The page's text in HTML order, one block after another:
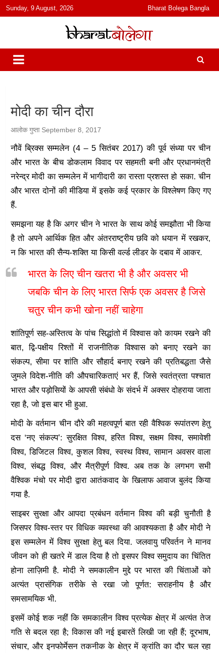
content
Sunday, 9 August, 2026 Bharat Bolega Bangla
भारत बोलेगा
हिंदी में समाचार, विचार, ऑडियो, वीडियो और फ़ीचर. भारत बोलेगा हिंदी न्यूज़ वेबसाइट
India: News, Views, Info, Trends & Podcast I जानकारी भी समझदारी भी
और पॉडकास्ट
मोदी का चीन दौरा
आलोक गुप्ता September 8, 2017
नौवें ब्रिक्स सम्मलेन (4 – 5 सितंबर 2017) की पूर्व संध्या पर चीन
और भारत के बीच डोकलाम विवाद पर सहमती बनी और प्रधानमंत्री
नरेन्द्र मोदी का सम्मलेन में भागीदारी का रास्ता प्रशस्त हो सका. चीन
और भारत दोनों की मीडिया में इसके कई प्रकार के विश्लेषण किए गए
हैं.
समझना यह है कि अगर चीन ने भारत के साथ कोई समझौता भी किया
है तो अपने आर्थिक हित और अंतरराष्ट्रीय छवि को धयान में रखकर,
न कि भारत की सैन्य-शक्ति या किसी वर्ल्ड लीडर के दबाव में आकर.
भारत के लिए चीन खतरा भी है और अवसर भी
जबकि चीन के लिए भारत सिर्फ एक अवसर है जिसे
चतुर चीन कभी खोना नहीं चाहेगा
शांतिपूर्ण सह-अस्तित्व के पांच सिद्धांतो में विश्वास को कायम रखने की
बात, द्वि-पक्षीय रिश्तों में राजनीतिक विश्वास को बनाए रखने का
संकल्प, सीमा पर शांति और सौहार्द बनाए रखने की प्रतिबद्धता जैसे
जुमले विदेश-नीति की औपचारिकताएं भर हैं, जिसे स्वतंत्रता पश्चात
भारत और पड़ोसियों के आपसी संबंधो के संदर्भ में अक्सर दोहराया जाता
रहा है, जो इस बार भी हुआ.
मोदी के वर्तमान चीन दौरे की महत्वपूर्ण बात रही वैश्विक रूपांतरण हेतु
दस ‘नए संकल्प’: सुरक्षित विश्व, हरित विश्व, सक्षम विश्व, समावेशी
विश्व, डिजिटल विश्व, कुशल विश्व, स्वस्थ विश्व, सामान अवसर वाला
विश्व, संबद्ध विश्व, और मैत्रीपूर्ण विश्व. अब तक के लगभग सभी
वैश्विक मंचो पर मोदी द्वारा आतंकवाद के खिलाफ आवाज बुलंद किया
गया है.
साइबर सुरक्षा और आपदा प्रबंधन वर्तमान विश्व की बड़ी चुनौती है
जिसपर विश्व-स्तर पर विधिक व्यवस्था की आवश्यकता है और मोदी ने
इस सम्मलेन में विश्व सुरक्षा हेतु बल दिया. जलवायु परिवर्तन ने मानव
जीवन को ही खतरे में डाल दिया है तो इसपर विश्व समुदाय का चिंतित
होना लाज़िमी है. मोदी ने समकालीन मुद्दे पर भारत की चिंताओं को
अत्यंत प्रासंगिक तरीके से रखा जो पूर्णत: सराहनीय है और
समसामयिक भी.
इसमें कोई शक नहीं कि समकालीन विश्व प्रत्येक क्षेत्र में अत्यंत तेज
गति से बदल रहा है; विकास की नई इबारतें लिखी जा रही हैं; दूरभाष,
संचार, और इनफोर्मेसन तकनीक के क्षेत्र में क्रांति का दौर चल रहा